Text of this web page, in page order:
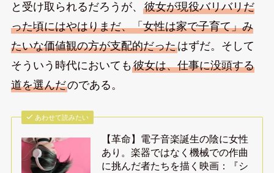
と受け取られるだろうが、 彼女が現役バリバリだ
った頃にはやはりまだ、「女性は家で子育て」み
たいな価値観の方が支配的だったはずだ。そして
そういう時代においても彼女は、仕事に没頭する
道を選んだのである。
あわせて読みたい
【革命】電子音楽誕生の陰に女性
あり。楽器ではなく機械での作曲
に挑んだ者たちを描く映画：『シ